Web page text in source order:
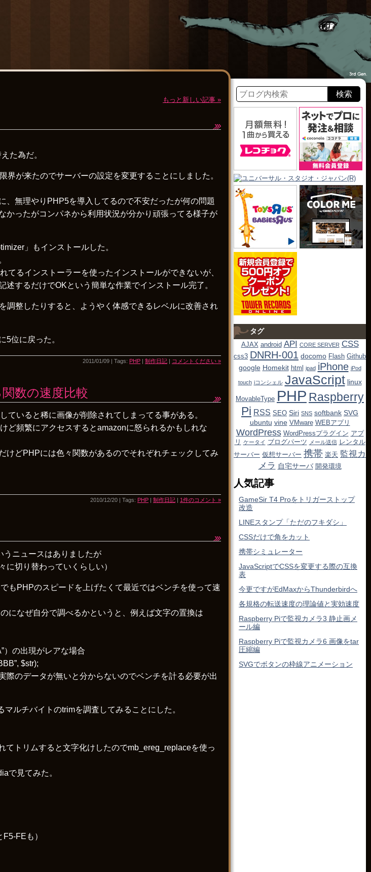
もっと新しい記事 »
た為だ。
が来たのでサーバーの設定を変更することにしました。
無理やりPHP5を導入してるので不安だったが何の問題
かったがコンパネから利用状況が分かり頑張ってる様子が
」もインストールした。
るインストーラーを使ったインストールができないが、
するだけでOKという簡単な作業でインストール完了。
調整したりすると、ようやく体感できるレベルに改善され
5位に戻った。
2011/01/09 | Tags: PHP | 制作日記 | コメントください »
数の速度比較
いると稀に画像が削除されてしまってる事がある。
ど頻繁にアクセスするとamazonに怒られるかもしれな
けどPHPには色々関数があるのでそれぞれチェックしてみ
2010/12/20 | Tags: PHP | 制作日記 | 1件のコメント »
うニュースはありましたが
に切り替わっていくらしい）
もPHPのスピードを上げたくて最近ではベンチを使って速
になぜ自分で調べるかというと、例えば文字の置換は
）の出現がレアな場合
$str);
際のデータが無いと分からないのでベンチを計る必要が出
ルチバイトのtrimを調査してみることにした。
トリムすると文字化けしたのでmb_ereg_replaceを使っ
で見てみた。
FEも）
タグ
AJAX android API CORE SERVER CSS
css3 DNRH-001 docomo Flash Github
google Homekit html ipad iPhone iPod
touch iコンシェル JavaScript linux
MovableType PHP Raspberry
Pi RSS SEO Siri SNS softbank SVG
ubuntu vine VMware WEBアプリ
WordPress WordPressプラグイン アプ
リ ケータイ ブログパーツ メール送信 レンタル
サーバー 仮想サーバー 携帯 楽天 監視カ
メラ 自宅サーバ 開発環境
人気記事
GameSir T4 Proをトリガーストップ
改造
LINEスタンプ「ただのフキダシ」
CSSだけで角をカット
携帯シミュレーター
JavaScriptでCSSを変更する際の互換
表
今更ですがEdMaxからThunderbirdへ
各規格の転送速度の理論値と実効速度
Raspberry Piで監視カメラ3 静止画メ
ール編
Raspberry Piで監視カメラ6 画像をtar
圧縮編
SVGでボタンの枠線アニメーション